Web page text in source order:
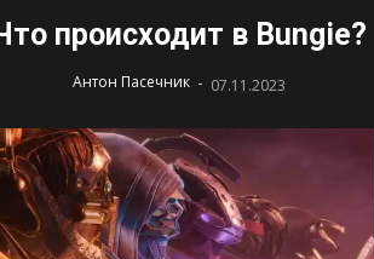
происходит в Bungie?
Антон Пасечник - 07.11.2023